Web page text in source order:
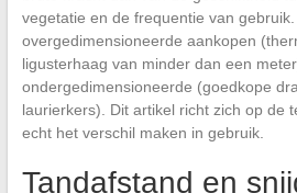
vegetatie en de frequentie van
overgedimensioneerde aankopen
ligusterhaag van minder dan een
ondergedimensioneerde (goedkope
laurierkers). Dit artikel richt zich op de
echt het verschil maken in gebruik.
Tandafstand en